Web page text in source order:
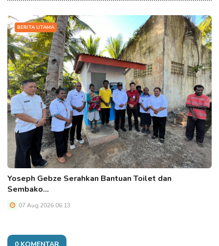
BERITA UTAMA
Yoseph Gebze Serahkan Bantuan Toilet dan
Sembako…
07 Aug 2026 06:13